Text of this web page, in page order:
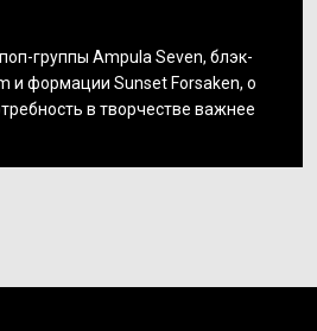
группы Ampula Seven, блэк-
и формации Sunset Forsaken, о
в творчестве важнее